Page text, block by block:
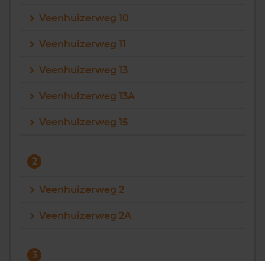
088 220 4200
Maandag t/m vrijdag - 08:00 -18:00
Veenhuizerweg 10
Veenhuizerweg 11
Veenhuizerweg 13
Veenhuizerweg 13A
Veenhuizerweg 15
2
Veenhuizerweg 2
Veenhuizerweg 2A
3